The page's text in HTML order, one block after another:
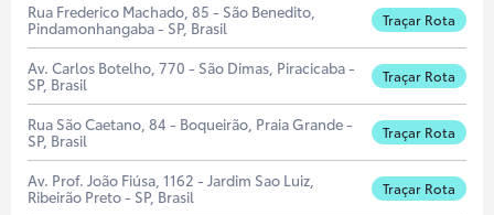
Rua Frederico Machado, 85 - São Benedito,
Pindamonhangaba - SP, Brasil
Traçar Rota
Av. Carlos Botelho, 770 - São Dimas, Piracicaba -
SP, Brasil
Traçar Rota
Rua São Caetano, 84 - Boqueirão, Praia Grande -
SP, Brasil
Traçar Rota
Av. Prof. João Fiúsa, 1162 - Jardim Sao Luiz,
Ribeirão Preto - SP, Brasil
Traçar Rota